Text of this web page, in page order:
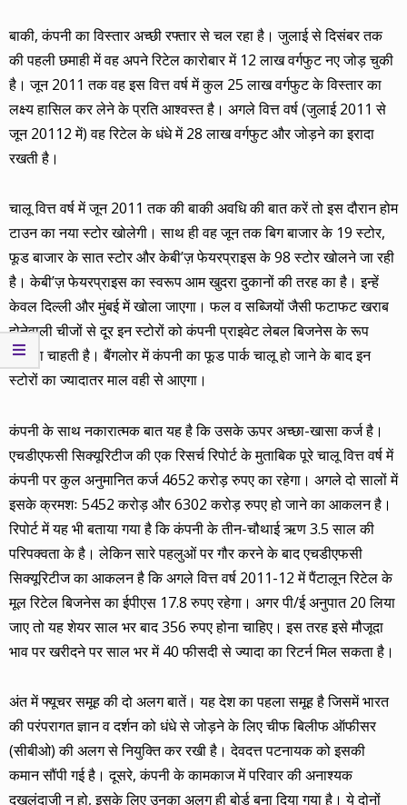
बाकी, कंपनी का विस्तार अच्छी रफ्तार से चल रहा है। जुलाई से दिसंबर तक
की पहली छमाही में वह अपने रिटेल कारोबार में 12 लाख वर्गफुट नए जोड़ चुकी
है। जून 2011 तक वह इस वित्त वर्ष में कुल 25 लाख वर्गफुट के विस्तार का
लक्ष्य हासिल कर लेने के प्रति आश्वस्त है। अगले वित्त वर्ष (जुलाई 2011 से
जून 20112 में) वह रिटेल के धंधे में 28 लाख वर्गफुट और जोड़ने का इरादा
रखती है।
चालू वित्त वर्ष में जून 2011 तक की बाकी अवधि की बात करें तो इस दौरान होम
टाउन का नया स्टोर खोलेगी। साथ ही वह जून तक बिग बाजार के 19 स्टोर,
फूड बाजार के सात स्टोर और केबी’ज़ फेयरप्राइस के 98 स्टोर खोलने जा रही
है। केबी’ज़ फेयरप्राइस का स्वरूप आम खुदरा दुकानों की तरह का है। इन्हें
केवल दिल्ली और मुंबई में खोला जाएगा। फल व सब्जियों जैसी फटाफट खराब
होनेवाली चीजों से दूर इन स्टोरों को कंपनी प्राइवेट लेबल बिजनेस के रूप
चलाना चाहती है। बैंगलोर में कंपनी का फूड पार्क चालू हो जाने के बाद इन
स्टोरों का ज्यादातर माल वही से आएगा।
कंपनी के साथ नकारात्मक बात यह है कि उसके ऊपर अच्छा-खासा कर्ज है।
एचडीएफसी सिक्यूरिटीज की एक रिसर्च रिपोर्ट के मुताबिक पूरे चालू वित्त वर्ष में
कंपनी पर कुल अनुमानित कर्ज 4652 करोड़ रुपए का रहेगा। अगले दो सालों में
इसके क्रमशः 5452 करोड़ और 6302 करोड़ रुपए हो जाने का आकलन है।
रिपोर्ट में यह भी बताया गया है कि कंपनी के तीन-चौथाई ऋण 3.5 साल की
परिपक्वता के है। लेकिन सारे पहलुओं पर गौर करने के बाद एचडीएफसी
सिक्यूरिटीज का आकलन है कि अगले वित्त वर्ष 2011-12 में पैंटालून रिटेल के
मूल रिटेल बिजनेस का ईपीएस 17.8 रुपए रहेगा। अगर पी/ई अनुपात 20 लिया
जाए तो यह शेयर साल भर बाद 356 रुपए होना चाहिए। इस तरह इसे मौजूदा
भाव पर खरीदने पर साल भर में 40 फीसदी से ज्यादा का रिटर्न मिल सकता है।
अंत में फ्यूचर समूह की दो अलग बातें। यह देश का पहला समूह है जिसमें भारत
की परंपरागत ज्ञान व दर्शन को धंधे से जोड़ने के लिए चीफ बिलीफ ऑफीसर
(सीबीओ) की अलग से नियुक्ति कर रखी है। देवदत्त पटनायक को इसकी
कमान सौंपी गई है। दूसरे, कंपनी के कामकाज में परिवार की अनाश्यक
दखलंदाजी न हो, इसके लिए उनका अलग ही बोर्ड बना दिया गया है। ये दोनों